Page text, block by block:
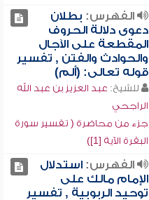
الفهرس: بطلان
دعوى دلالة الحروف
المقطعة على الآجال
والحوادث والفتن , تفسير
قوله تعالى: (ألم)
للشيخ: عبد العزيز بن عبد الله
الراجحي
جزء من محاضرة ( تفسير سورة
البقرة الآية [1])
الفهرس:استدلال
الإمام مالك على
توحيد الربوبية , تفسير